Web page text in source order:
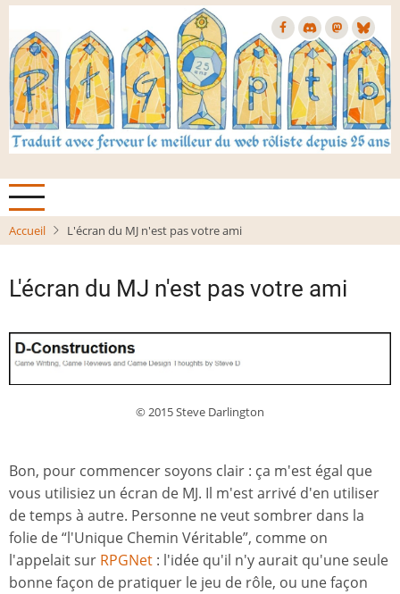
Aller
contenu
principal
Accueil L'écran du MJ n'est pas votre ami
L'écran du MJ n'est pas votre ami
© 2015 Steve Darlington
Bon, pour commencer soyons clair : ça m'est égal que
vous utilisiez un écran de MJ. Il m'est arrivé d'en utiliser
de temps à autre. Personne ne veut sombrer dans la
folie de “l'Unique Chemin Véritable”, comme on
l'appelait sur RPGNet : l'idée qu'il n'y aurait qu'une seule
bonne façon de pratiquer le jeu de rôle, ou une façon